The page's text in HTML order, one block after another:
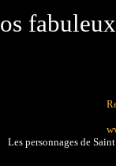
Les personnages de